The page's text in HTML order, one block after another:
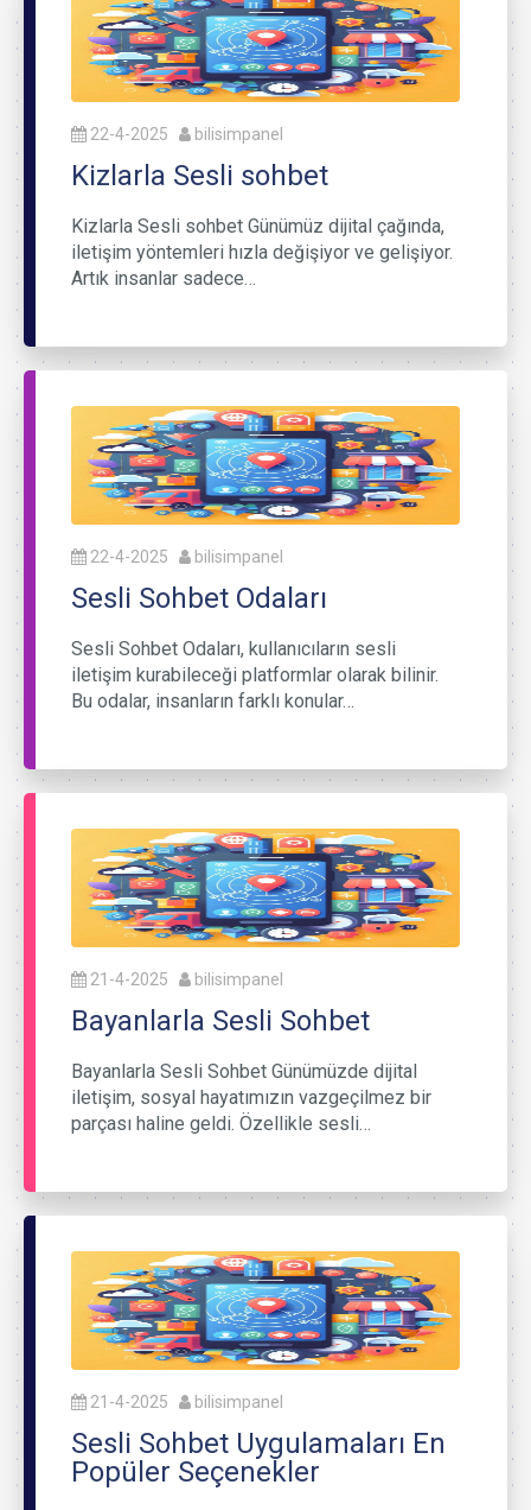
22-4-2025 bilisimpanel
Kizlarla Sesli sohbet
Kizlarla Sesli sohbet Günümüz dijital çağında,
iletişim yöntemleri hızla değişiyor ve gelişiyor.
Artık insanlar sadece…
22-4-2025 bilisimpanel
Sesli Sohbet Odaları
Sesli Sohbet Odaları, kullanıcıların sesli
iletişim kurabileceği platformlar olarak bilinir.
Bu odalar, insanların farklı konular…
21-4-2025 bilisimpanel
Bayanlarla Sesli Sohbet
Bayanlarla Sesli Sohbet Günümüzde dijital
iletişim, sosyal hayatımızın vazgeçilmez bir
parçası haline geldi. Özellikle sesli…
21-4-2025 bilisimpanel
Sesli Sohbet Uygulamaları En
Popüler Seçenekler